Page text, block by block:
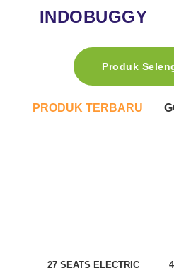
INDOBUGGY
Produk
PRODUK TERBARU
27 SEATS ELECTRIC